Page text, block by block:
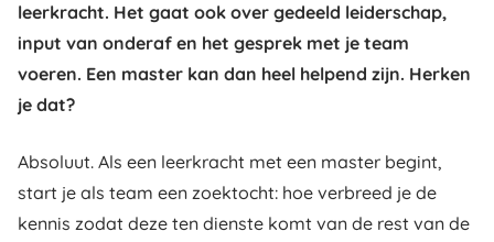
leerkracht. Het gaat ook over gedeeld leiderschap,
input van onderaf en het gesprek met je team
voeren. Een master kan dan heel helpend zijn. Herken
je dat?
Absoluut. Als een leerkracht met een master begint,
start je als team een zoektocht: hoe verbreed je de
kennis zodat deze ten dienste komt van de rest van de